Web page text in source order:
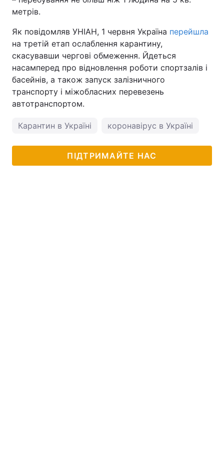
метрів.
Як повідомляв УНІАН, 1 червня Україна перейшла
на третій етап ослаблення карантину,
скасувавши чергові обмеження. Йдеться
насамперед про відновлення роботи спортзалів і
басейнів, а також запуск залізничного
транспорту і міжобласних перевезень
автотранспортом.
Карантин в Україні коронавірус в Україні
ПІДТРИМАЙТЕ НАС